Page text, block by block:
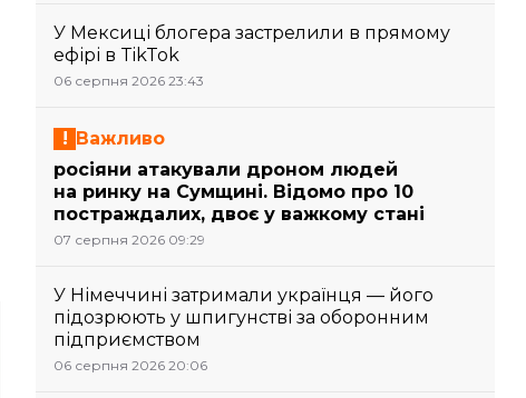
У Мексиці блогера застрелили в прямому
ефірі в TikTok
06 серпня 2026 23:43
Важливо
росіяни атакували дроном людей
на ринку на Сумщині. Відомо про 10
постраждалих, двоє у важкому стані
07 серпня 2026 09:29
У Німеччині затримали українця — його
підозрюють у шпигунстві за оборонним
підприємством
06 серпня 2026 20:06